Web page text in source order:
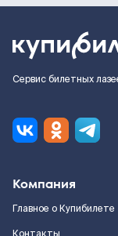
Сервис билетных
Компания
Главное о Купибилете